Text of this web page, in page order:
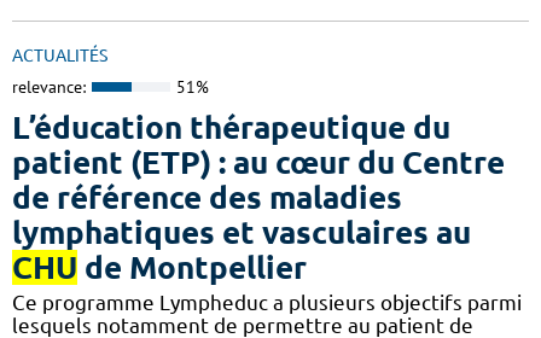
ACTUALITÉS
relevance: 51%
L’éducation thérapeutique du
patient (ETP) : au cœur du Centre
de référence des maladies
lymphatiques et vasculaires au
CHU de Montpellier
Ce programme Lympheduc a plusieurs objectifs parmi
lesquels notamment de permettre au patient de